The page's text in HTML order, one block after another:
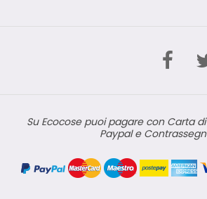
Su Ecocose puoi pagare con Carta
Paypal e